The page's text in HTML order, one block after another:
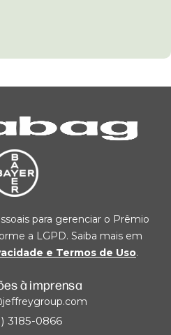
para gerenciar o Prêmio
a LGPD. Saiba mais em
e Termos de Uso.
à imprensa
3185-0866